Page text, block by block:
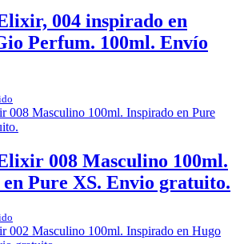
004 inspirado en
Perfum. 100ml. Envío
008 Masculino 100ml.
Pure XS. Envio gratuito.